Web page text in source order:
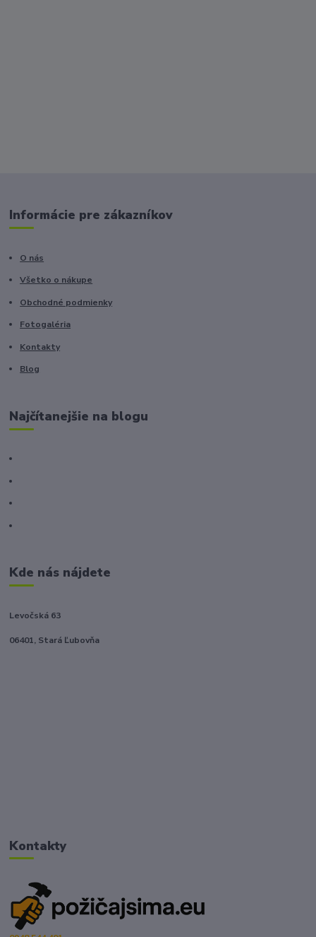
Informácie pre zákazníkov
O nás
Všetko o nákupe
Obchodné podmienky
Fotogaléria
Kontakty
Blog
Najčítanejšie na blogu
Kde nás nájdete
Levočská 63
06401, Stará Ľubovňa
Kontakty